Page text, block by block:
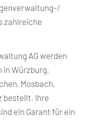
zahlreiche
AG werden
in Würzburg,
Mosbach,
bestellt. Ihre
ein Garant für ein